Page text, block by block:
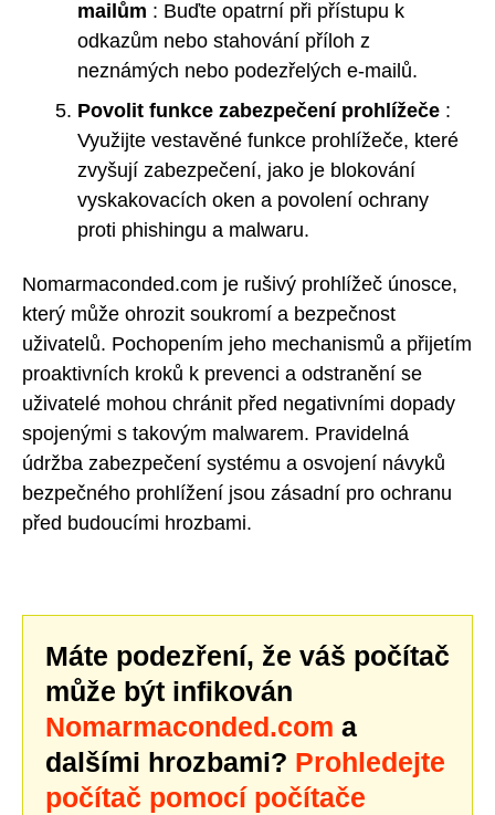
mailům : Buďte opatrní při přístupu k
odkazům nebo stahování příloh z
neznámých nebo podezřelých e-mailů.
Povolit funkce zabezpečení prohlížeče :
Využijte vestavěné funkce prohlížeče, které
zvyšují zabezpečení, jako je blokování
vyskakovacích oken a povolení ochrany
proti phishingu a malwaru.
Nomarmaconded.com je rušivý prohlížeč únosce,
který může ohrozit soukromí a bezpečnost
uživatelů. Pochopením jeho mechanismů a přijetím
proaktivních kroků k prevenci a odstranění se
uživatelé mohou chránit před negativními dopady
spojenými s takovým malwarem. Pravidelná
údržba zabezpečení systému a osvojení návyků
bezpečného prohlížení jsou zásadní pro ochranu
před budoucími hrozbami.
Máte podezření, že váš počítač
může být infikován
Nomarmaconded.com a
dalšími hrozbami? Prohledejte
počítač pomocí počítače